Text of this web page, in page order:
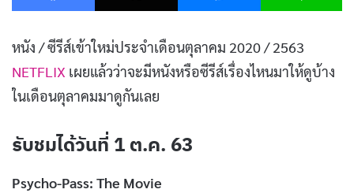
หนัง / ซีรีส์เข้าใหม่ประจำเดือนตุลาคม 2020 / 2563
NETFLIX เผยแล้วว่าจะมีหนังหรือซีรีส์เรื่องไหนมาให้ดูบ้าง
ในเดือนตุลาคมมาดูกันเลย
รับชมได้วันที่ 1 ต.ค. 63
Psycho-Pass: The Movie